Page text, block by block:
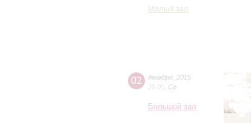
Малый зал
02 декабря 2015
20:00 Ср
Большой зал